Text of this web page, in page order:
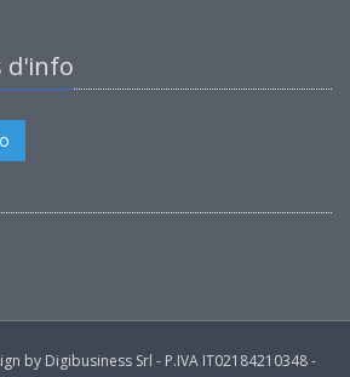
d'info
by Digibusiness Srl - P.IVA IT02184210348 -